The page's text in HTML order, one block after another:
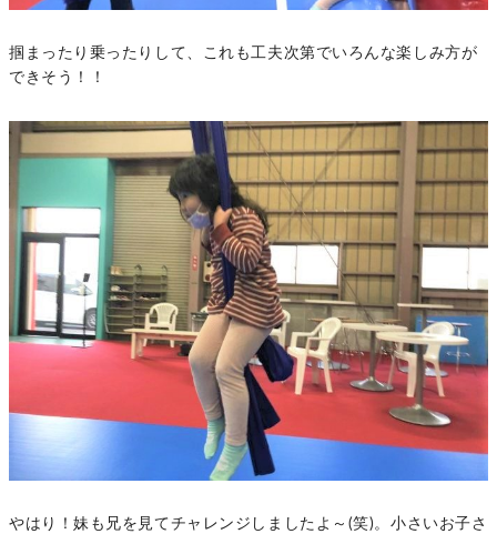
掴まったり乗ったりして、これも工夫次第でいろんな楽しみ方が
できそう！！
やはり！妹も兄を見てチャレンジしましたよ～(笑)。小さいお子さ